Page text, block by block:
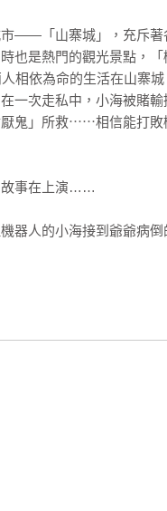
――「山寨城」，充斥
也是熱門的觀光景點，
相依為命的生活在山寨
一次走私中，小海被賭
鬼」所救⋯⋯相信能打敗
故事在上演……
器人的小海接到爺爺病
回到了地下機器人擂台
裝「屠殺者」被全師父
，又會招來什麼樣的麻
（Cyberpunk）龍蛇雜處
的熱血沸騰嗎？